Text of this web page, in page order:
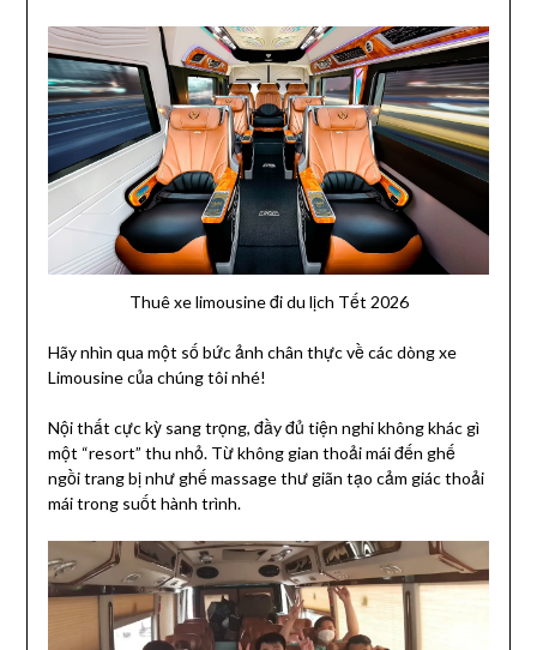
Thuê xe limousine đi du lịch Tết 2026
Hãy nhìn qua một số bức ảnh chân thực về các dòng xe
Limousine của chúng tôi nhé!
Nội thất cực kỳ sang trọng, đầy đủ tiện nghi không khác gì
một “resort” thu nhỏ. Từ không gian thoải mái đến ghế
ngồi trang bị như ghế massage thư giãn tạo cảm giác thoải
mái trong suốt hành trình.